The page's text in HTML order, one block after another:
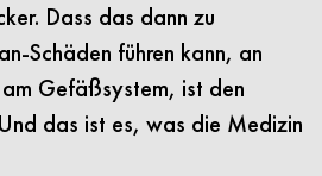
Dass das dann zu
Schäden führen kann, an
Gefäßsystem, ist den
das ist es, was die Medizin